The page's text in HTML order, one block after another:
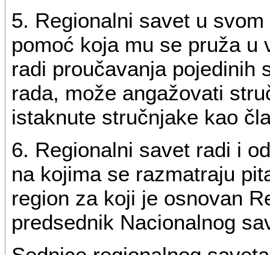
5. Regionalni savet u
pomoć koja mu se pruža u
radi proučavanja pojedinih
rada, može angažovati
istaknute stručnjake kao
6. Regionalni savet radi i
na kojima se razmatraju
region za koji je osnovan
predsednik Nacionalnog